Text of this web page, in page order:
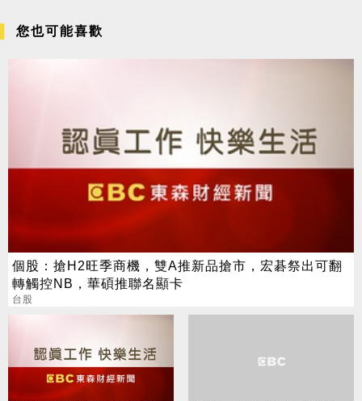
您也可能喜歡
個股：搶H2旺季商機，雙A推新品搶市，宏碁祭出可翻
轉觸控NB，華碩推聯名顯卡
台股